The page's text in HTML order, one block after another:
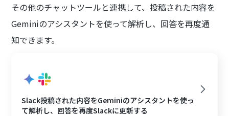
その他のチャットツールと連携して、投稿された内容を
Geminiのアシスタントを使って解析し、回答を再度通
知できます。
Slack投稿された内容をGeminiのアシスタントを使っ
て解析し、回答を再度Slackに更新する